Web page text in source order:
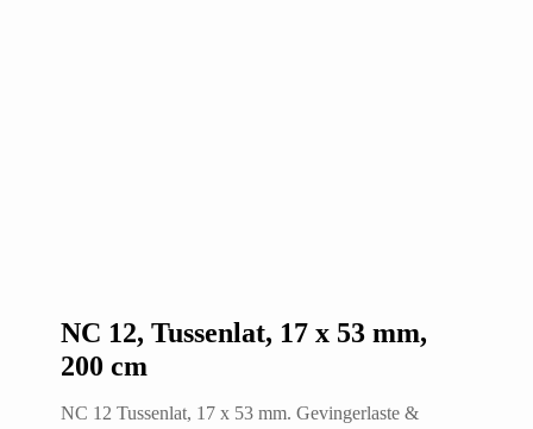
NC 12, Tussenlat, 17 x 53 mm,
200 cm
NC 12 Tussenlat, 17 x 53 mm. Gevingerlaste &